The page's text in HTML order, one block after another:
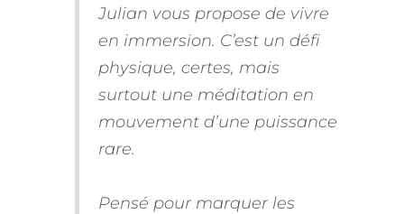
Julian vous propose de vivre
en immersion. C’est un défi
physique, certes, mais
surtout une méditation en
mouvement d’une puissance
rare.
Pensé pour marquer les